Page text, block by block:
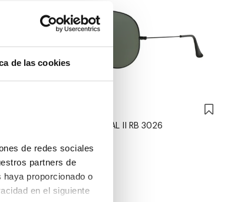
de las cookies
de redes sociales
partners de
proporcionado o
RAY-BAN AVIATOR LARGE METAL II RB 3026
colores En Stock